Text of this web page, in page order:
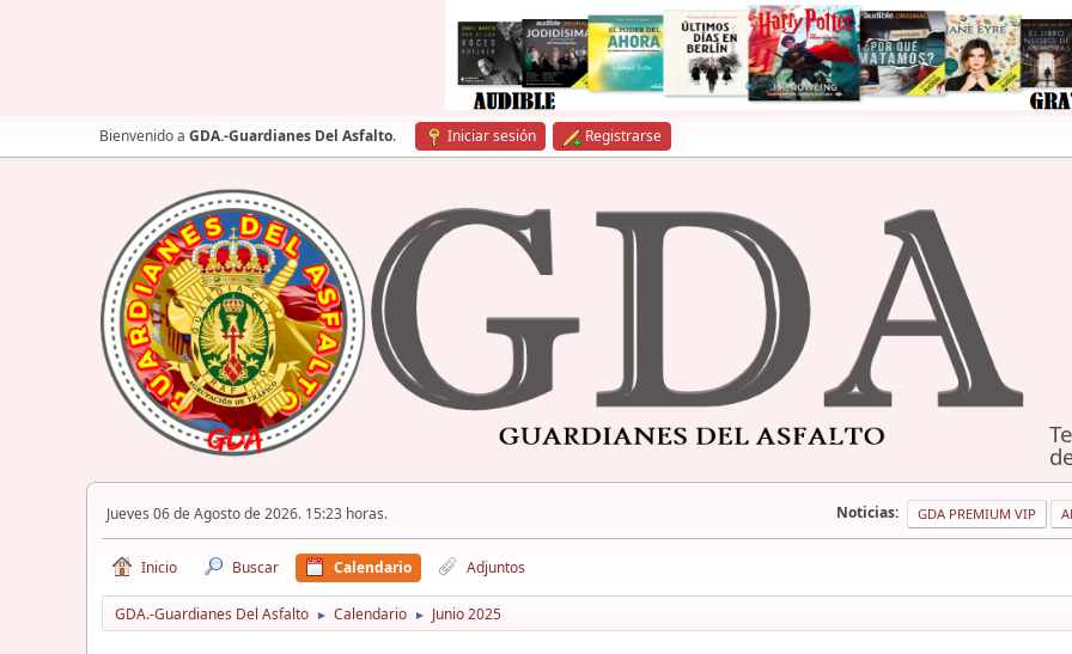
Bienvenido a GDA.-Guardianes Del Asfalto. Iniciar sesión Registrarse
Jueves 06 de Agosto de 2026. 15:23 horas. Noticias: GDA PREMIUM VIP
Inicio Buscar Calendario Adjuntos
GDA.-Guardianes Del Asfalto ► Calendario ► Junio 2025